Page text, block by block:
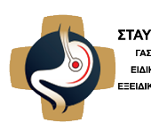
content